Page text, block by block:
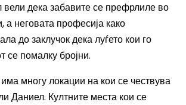
дека забавите се префрлиле во
неговата професија како
до заклучок дека луѓето кои го
се помалку бројни.
многу локации на кои се чествува
Даниел. Култните места кои се